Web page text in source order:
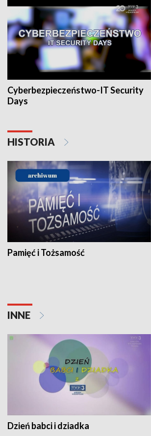
Cyberbezpieczeństwo-IT Security
Days
HISTORIA
Pamięć i Tożsamość
INNE
Dzień babci i dziadka